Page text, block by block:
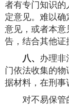
者有专门知识的
定意见。难以
意见，或者本意
告，结合其他证
八、 办理非
门依法收集的
据材料，在刑事
对不易保管的